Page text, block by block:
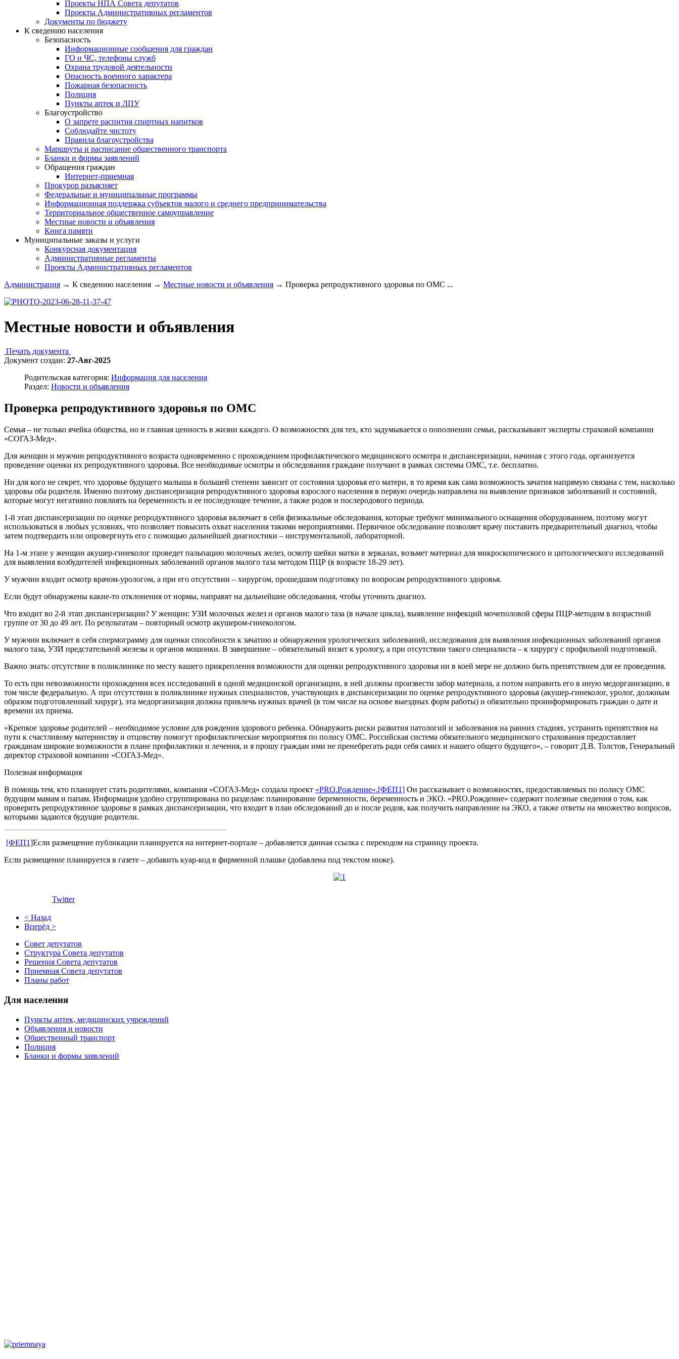
Проекты НПА Совета депутатов
Проекты Административных регламентов
Документы по бюджету
К сведению населения
Безопасность
Информационные сообщения для граждан
ГО и ЧС, телефоны служб
Охрана трудовой деятельности
Опасность военного характера
Пожарная безопасность
Полиция
Пункты аптек и ЛПУ
Благоустройство
О запрете распития спиртных напитков
Соблюдайте чистоту
Правила благоустройства
Маршруты и расписание общественного транспорта
Бланки и формы заявлений
Обращения граждан
Интернет-приемная
Прокурор разъясняет
Федеральные и муниципальные программы
Информационная поддержка субъектов малого и среднего предпринимательства
Территориальное общественное самоуправление
Местные новости и объявления
Книга памяти
Муниципальные заказы и услуги
Конкурсная документация
Административные регламенты
Проекты Административных регламентов
Администрация → К сведению населения → Местные новости и объявления → Проверка репродуктивного здоровья по ОМС ...
Местные новости и объявления
Печать документа
Документ создан: 27-Авг-2025
Родительская категория: Информация для населения
Раздел: Новости и объявления
Проверка репродуктивного здоровья по ОМС
Семья – не только ячейка общества, но и главная ценность в жизни каждого. О возможностях для тех, кто задумывается о пополнении семьи, рассказывают эксперты страховой компании
«СОГАЗ-Мед».
Для женщин и мужчин репродуктивного возраста одновременно с прохождением профилактического медицинского осмотра и диспансеризации, начиная с этого года, организуется
проведение оценки их репродуктивного здоровья. Все необходимые осмотры и обследования граждане получают в рамках системы ОМС, т.е. бесплатно.
Ни для кого не секрет, что здоровье будущего малыша в большей степени зависит от состояния здоровья его матери, в то время как сама возможность зачатия напрямую связана с тем, насколько
здоровы оба родителя. Именно поэтому диспансеризация репродуктивного здоровья взрослого населения в первую очередь направлена на выявление признаков заболеваний и состояний,
которые могут негативно повлиять на беременность и ее последующее течение, а также родов и послеродового периода.
1-й этап диспансеризации по оценке репродуктивного здоровья включает в себя физикальные обследования, которые требуют минимального оснащения оборудованием, поэтому могут
использоваться в любых условиях, что позволяет повысить охват населения такими мероприятиями. Первичное обследование позволяет врачу поставить предварительный диагноз, чтобы
затем подтвердить или опровергнуть его с помощью дальнейшей диагностики – инструментальной, лабораторной.
На 1-м этапе у женщин акушер-гинеколог проведет пальпацию молочных желез, осмотр шейки матки в зеркалах, возьмет материал для микроскопического и цитологического исследований
для выявления возбудителей инфекционных заболеваний органов малого таза методом ПЦР (в возрасте 18-29 лет).
У мужчин входит осмотр врачом-урологом, а при его отсутствии – хирургом, прошедшим подготовку по вопросам репродуктивного здоровья.
Если будут обнаружены какие-то отклонения от нормы, направят на дальнейшие обследования, чтобы уточнить диагноз.
Что входит во 2-й этап диспансеризации? У женщин: УЗИ молочных желез и органов малого таза (в начале цикла), выявление инфекций мочеполовой сферы ПЦР-методом в возрастной
группе от 30 до 49 лет. По результатам – повторный осмотр акушером-гинекологом.
У мужчин включает в себя спермограмму для оценки способности к зачатию и обнаружения урологических заболеваний, исследования для выявления инфекционных заболеваний органов
малого таза, УЗИ предстательной железы и органов мошонки. В завершение – обязательный визит к урологу, а при отсутствии такого специалиста – к хирургу с профильной подготовкой.
Важно знать: отсутствие в поликлинике по месту вашего прикрепления возможности для оценки репродуктивного здоровья ни в коей мере не должно быть препятствием для ее проведения.
То есть при невозможности прохождения всех исследований в одной медицинской организации, в ней должны произвести забор материала, а потом направить его в иную медорганизацию, в
том числе федеральную. А при отсутствии в поликлинике нужных специалистов, участвующих в диспансеризации по оценке репродуктивного здоровья (акушер-гинеколог, уролог, должным
образом подготовленный хирург), эта медорганизация должна привлечь нужных врачей (в том числе на основе выездных форм работы) и обязательно проинформировать граждан о дате и
времени их приема.
«Крепкое здоровье родителей – необходимое условие для рождения здорового ребенка. Обнаружить риски развития патологий и заболевания на ранних стадиях, устранить препятствия на
пути к счастливому материнству и отцовству помогут профилактические мероприятия по полису ОМС. Российская система обязательного медицинского страхования предоставляет
гражданам широкие возможности в плане профилактики и лечения, и я прошу граждан ими не пренебрегать ради себя самих и нашего общего будущего», – говорит Д.В. Толстов, Генеральный
директор страховой компании «СОГАЗ-Мед».
Полезная информация
В помощь тем, кто планирует стать родителями, компания «СОГАЗ-Мед» создала проект «PRO.Рождение».[ФЕП1] Он рассказывает о возможностях, предоставляемых по полису ОМС
будущим мамам и папам. Информация удобно сгруппирована по разделам: планирование беременности, беременность и ЭКО. «PRO.Рождение» содержит полезные сведения о том, как
проверить репродуктивное здоровье в рамках диспансеризации, что входит в план обследований до и после родов, как получить направление на ЭКО, а также ответы на множество вопросов,
которыми задаются будущие родители.
[ФЕП1]Если размещение публикации планируется на интернет-портале – добавляется данная ссылка с переходом на страницу проекта.
Если размещение планируется в газете – добавить куар-код в фирменной плашке (добавлена под текстом ниже).
Twitter
< Назад
Вперёд >
Совет депутатов
Структура Совета депутатов
Решения Совета депутатов
Приемная Совета депутатов
Планы работ
Для населения
Пункты аптек, медицинских учреждений
Объявления и новости
Общественный транспорт
Полиция
Бланки и формы заявлений